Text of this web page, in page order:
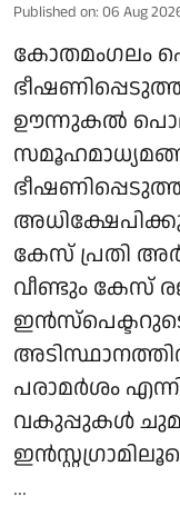
Published on: 06 Aug
കോതമംഗലം
ഊന്നുകൽ
കേസ് പ്രതി
വീണ്ടും കേസ്
പരാമർശം
വകുപ്പുകൾ
...